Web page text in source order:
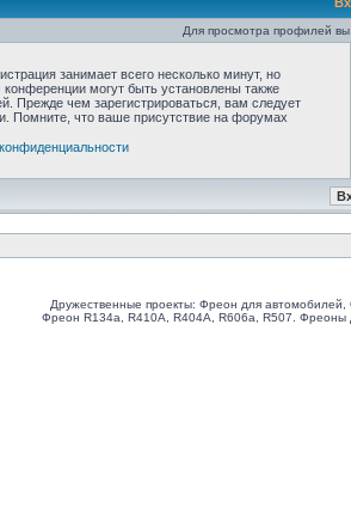
Для просмотра профилей
занимает всего несколько минут, но
могут быть установлены также
Прежде чем зарегистрироваться, вам следует
Помните, что ваше присутствие на форумах
Дружественные проекты: Фреон для
Фреон R134a, R410A, R404A, R606a, R507. Фреоны